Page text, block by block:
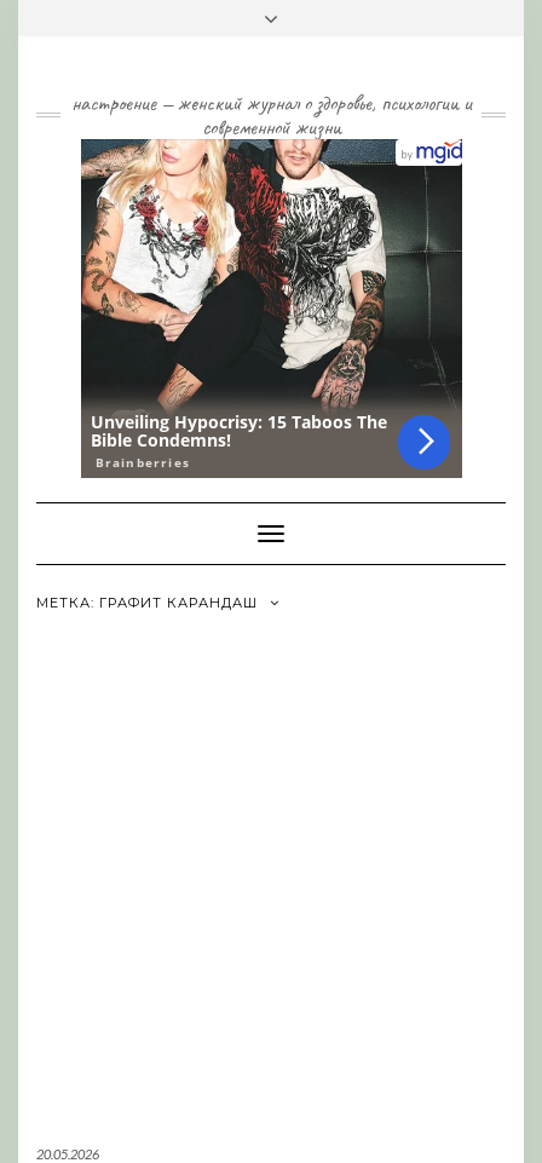
настроение — женский журнал о здоровье, психологии и
современной жизни
Toggle
Navigation
МЕТКА: ГРАФИТ КАРАНДАШ
20.05.2026